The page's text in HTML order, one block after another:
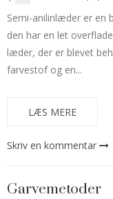
Semi-anilinlæder er en
den har en let
læder, der er blevet
farvestof og en...
LÆS MERE
Skriv en kommentar
Garvemetoder